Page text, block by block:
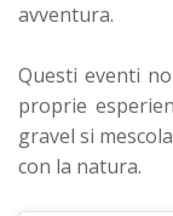
avventura.
Questi eventi
proprie
gravel si
con la natura.